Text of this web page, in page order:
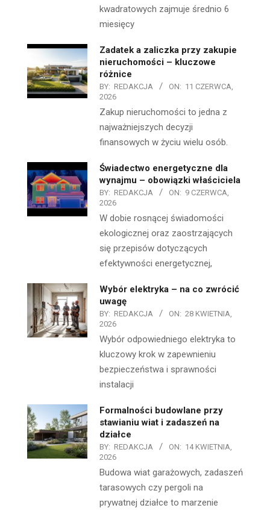
kwadratowych zajmuje średnio 6
miesięcy
Zadatek a zaliczka przy zakupie
nieruchomości – kluczowe
różnice
BY: REDAKCJA ON: 11 CZERWCA,
2026
Zakup nieruchomości to jedna z
najważniejszych decyzji
finansowych w życiu wielu osób.
Świadectwo energetyczne dla
wynajmu – obowiązki właściciela
BY: REDAKCJA ON: 9 CZERWCA,
2026
W dobie rosnącej świadomości
ekologicznej oraz zaostrzających
się przepisów dotyczących
efektywności energetycznej,
Wybór elektryka – na co zwrócić
uwagę
BY: REDAKCJA ON: 28 KWIETNIA,
2026
Wybór odpowiedniego elektryka to
kluczowy krok w zapewnieniu
bezpieczeństwa i sprawności
instalacji
Formalności budowlane przy
stawianiu wiat i zadaszeń na
działce
BY: REDAKCJA ON: 14 KWIETNIA,
2026
Budowa wiat garażowych, zadaszeń
tarasowych czy pergoli na
prywatnej działce to marzenie